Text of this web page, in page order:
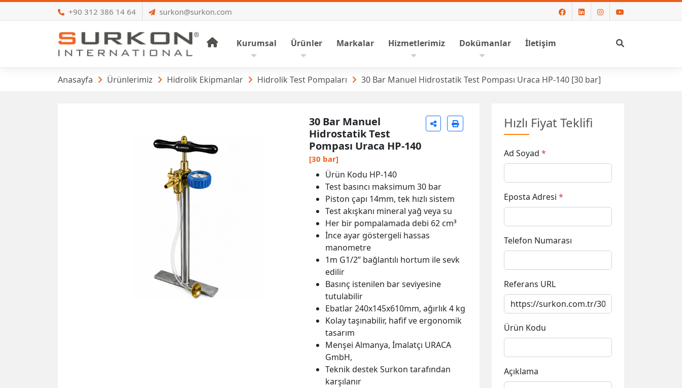
+90 312 386 14 64 surkon@surkon.com
Anasayfa
Kurumsal Ürünler Markalar Hizmetlerimiz Dokümanlar İletişim
Hidrolik Test Pompaları
Anasayfa Ürünlerimiz Hidrolik Ekipmanlar Hidrolik Test Pompaları 30 Bar Manuel Hidrostatik Test Pompası Uraca HP-140 [30 bar]
30 Bar Manuel
Hidrostatik Test
Pompası Uraca HP-140
[30 bar]
Ürün Kodu HP-140
Test basıncı maksimum 30 bar
Piston çapı 14mm, tek hızlı sistem
Test akışkanı mineral yağ veya su
Her bir pompalamada debi 62 cm³
İnce ayar göstergeli hassas
manometre
1m G1/2” bağlantılı hortum ile sevk
edilir
Basınç istenilen bar seviyesine
tutulabilir
Ebatlar 240x145x610mm, ağırlık 4 kg
Kolay taşınabilir, hafif ve ergonomik
tasarım
Menşei Almanya, İmalatçı URACA
GmbH,
Teknik destek Surkon tarafından
karşılanır
Hızlı Fiyat Teklifi
Ad Soyad *
Eposta Adresi *
Telefon Numarası
Referans URL
Ürün Kodu
Açıklama